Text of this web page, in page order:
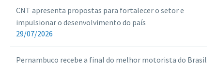
CNT apresenta propostas para fortalecer o setor e
impulsionar o desenvolvimento do país
29/07/2026
Pernambuco recebe a final do melhor motorista do Brasil